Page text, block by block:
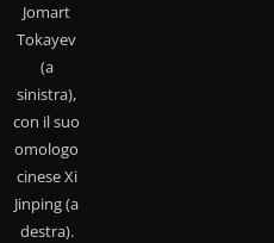
Jomart
Tokayev
(a
sinistra),
con il suo
omologo
cinese Xi
Jinping (a
destra).